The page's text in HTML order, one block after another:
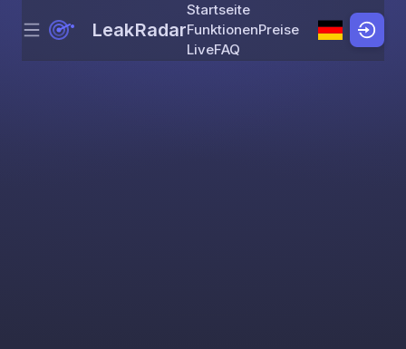
Skip to content
Menu LeakRadar
Startseite
FunktionenPreise
LiveFAQ